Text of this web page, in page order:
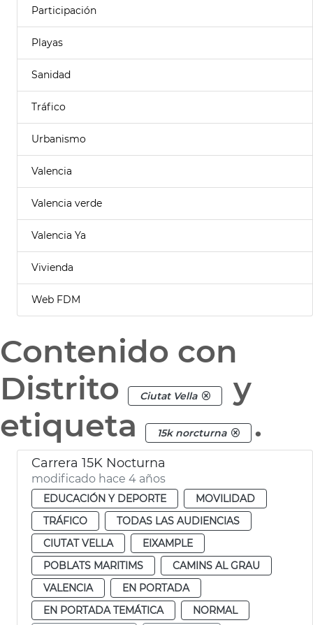
Participación
Playas
Sanidad
Tráfico
Urbanismo
Valencia
Valencia verde
Valencia Ya
Vivienda
Web FDM
Contenido con
Distrito
Ciutat Vella
y
etiqueta
15k norcturna .
Carrera 15K Nocturna
modificado hace 4 años
EDUCACIÓN Y DEPORTE
MOVILIDAD
TRÁFICO
TODAS LAS AUDIENCIAS
CIUTAT VELLA
EIXAMPLE
POBLATS MARITIMS
CAMINS AL GRAU
VALENCIA
EN PORTADA
EN PORTADA TEMÁTICA
NORMAL